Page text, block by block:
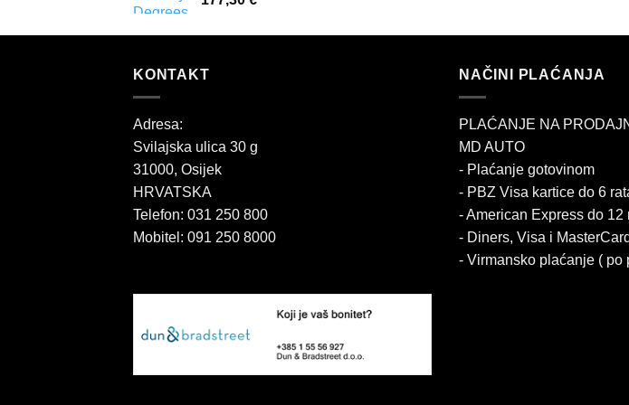
KONTAKT
Adresa:
Svilajska ulica 30 g
31000, Osijek
HRVATSKA
Telefon: 031 250 800
Mobitel: 091 250 8000
NAČINI PLAĆANJA
PLAĆANJE NA
MD AUTO
- Plaćanje gotovinom
- PBZ Visa kartice do 6
- American Express do 12
- Diners, Visa i MasterCard
- Virmansko plaćanje ( po